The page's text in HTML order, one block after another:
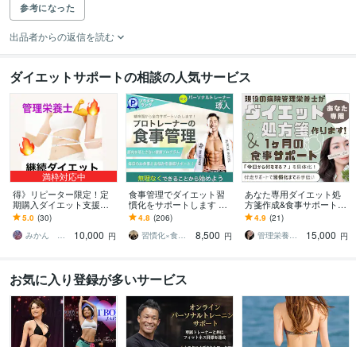
参考になった
出品者からの返信を読む
ダイエットサポートの相談の人気サービス
満枠対応中
得》リピーター限定！定
期購入ダイエット支援し
ます ２ヶ月目以降よりお
得にダイエット継続プラ
ン！よりお得に！
5.0 (30)
みかん ✳︎管理栄養士✳︎
10,000 円
食事管理でダイエット習
慣化をサポートします 無
理な制限なし！続く食事
改善サポート
4.8 (206)
習慣化×食事改善ダイエットコーチ｜琢人
8,500 円
あなた専用ダイエット処
方箋作成&食事サポートし
ます 年間1,000件栄養指導
する現役の病院管理栄養
士が全力伴走！
4.9 (21)
管理栄養士つき
15,000 円
お気に入り登録が多いサービス